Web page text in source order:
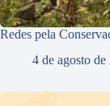
Redes pela
4 de agosto de